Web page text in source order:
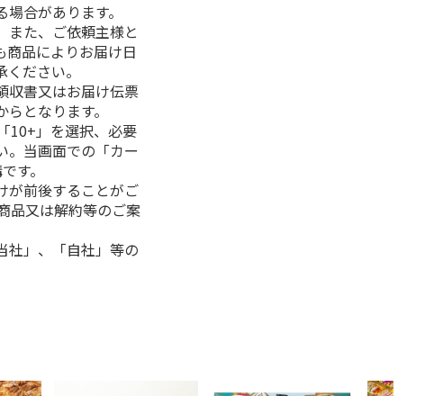
合があります。
た、ご依頼主様と
商品によりお届け日
ださい。
収書又はお届け伝票
となります。
10+」を選択、必要
。当画面での「カー
す。
が前後することがご
品又は解約等のご案
社」、「自社」等の